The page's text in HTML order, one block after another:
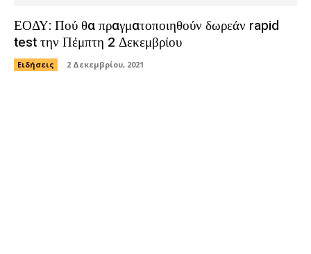
ΕΟΔΥ: Πού θα πραγματοποιηθούν δωρεάν rapid
test την Πέμπτη 2 Δεκεμβρίου
Ειδήσεις 2 Δεκεμβρίου, 2021